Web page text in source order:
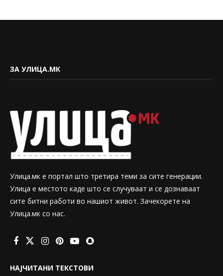
ЗА УЛИЦА.МК
Улица.мк е портал што третира теми за сите генерации.
Улица е местото каде што се случуваат и се дознаваат
сите битни работи во нашиот живот. Зачекорете на
Улица.мк со нас.
НАЈЧИТАНИ ТЕКСТОВИ